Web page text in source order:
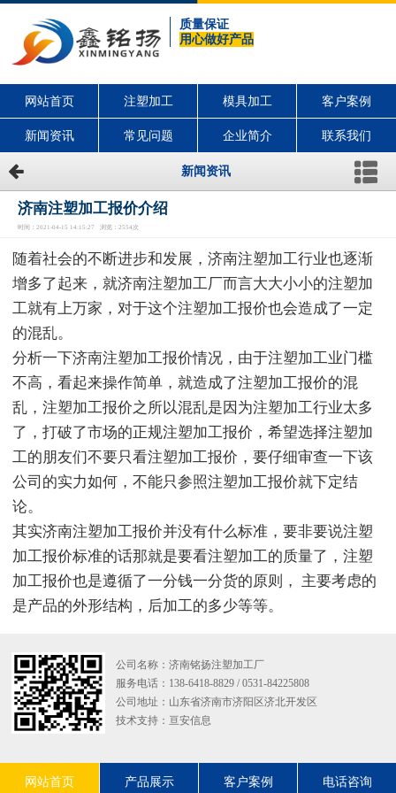
质量保证
用心做好产品
网站首页 注塑加工 模具加工 客户案例
新闻资讯 常见问题 企业简介 联系我们
新闻资讯
济南注塑加工报价介绍
时间：2021-04-15 14:15:27 浏览：2554次
随着社会的不断进步和发展，济南注塑加工行业也逐渐
增多了起来，就济南注塑加工厂而言大大小小的注塑加
工就有上万家，对于这个注塑加工报价也会造成了一定
的混乱。
分析一下济南注塑加工报价情况，由于注塑加工业门槛
不高，看起来操作简单，就造成了注塑加工报价的混
乱，注塑加工报价之所以混乱是因为注塑加工行业太多
了，打破了市场的正规注塑加工报价，希望选择注塑加
工的朋友们不要只看注塑加工报价，要仔细审查一下该
公司的实力如何，不能只参照注塑加工报价就下定结
论。
其实济南注塑加工报价并没有什么标准，要非要说注塑
加工报价标准的话那就是要看注塑加工的质量了，注塑
加工报价也是遵循了一分钱一分货的原则， 主要考虑的
是产品的外形结构，后加工的多少等等。
公司名称：济南铭扬注塑加工厂
服务电话：138-6418-8829 / 0531-84225808
公司地址：山东省济南市济阳区济北开发区
技术支持： 亘安信息
网站首页 产品展示 客户案例 电话咨询